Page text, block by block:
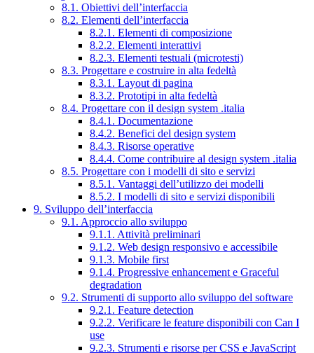
8.1. Obiettivi dell’interfaccia
8.2. Elementi dell’interfaccia
8.2.1. Elementi di composizione
8.2.2. Elementi interattivi
8.2.3. Elementi testuali (microtesti)
8.3. Progettare e costruire in alta fedeltà
8.3.1. Layout di pagina
8.3.2. Prototipi in alta fedeltà
8.4. Progettare con il design system .italia
8.4.1. Documentazione
8.4.2. Benefici del design system
8.4.3. Risorse operative
8.4.4. Come contribuire al design system .italia
8.5. Progettare con i modelli di sito e servizi
8.5.1. Vantaggi dell’utilizzo dei modelli
8.5.2. I modelli di sito e servizi disponibili
9. Sviluppo dell’interfaccia
9.1. Approccio allo sviluppo
9.1.1. Attività preliminari
9.1.2. Web design responsivo e accessibile
9.1.3. Mobile first
9.1.4. Progressive enhancement e Graceful
degradation
9.2. Strumenti di supporto allo sviluppo del software
9.2.1. Feature detection
9.2.2. Verificare le feature disponibili con Can I
use
9.2.3. Strumenti e risorse per CSS e JavaScript